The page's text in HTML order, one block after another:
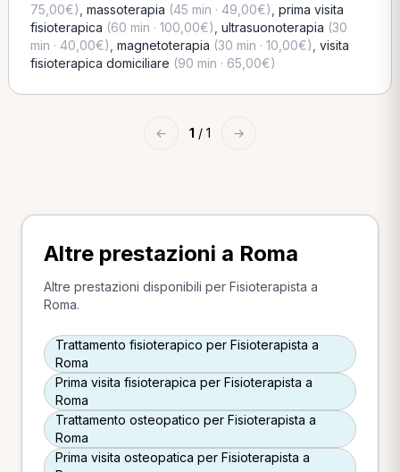
75,00€) massoterapia (45 min · 49,00€) prima visita
fisioterapica (60 min · 100,00€) ultrasuonoterapia (30
min · 40,00€) magnetoterapia (30 min · 10,00€) visita
fisioterapica domiciliare (90 min · 65,00€)
← 1 / 1 →
Altre prestazioni a Roma
Altre prestazioni disponibili per Fisioterapista a
Roma.
Trattamento fisioterapico per Fisioterapista a
Roma
Prima visita fisioterapica per Fisioterapista a
Roma
Trattamento osteopatico per Fisioterapista a
Roma
Prima visita osteopatica per Fisioterapista a